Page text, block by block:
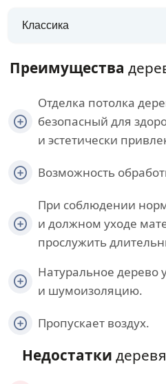
Классика
Преимущества
Отделка потолка
безопасный для
и эстетически
Возможность
При соблюдении
и должном уходе
прослужить
Натуральное дерево
и шумоизоляцию.
Пропускает воздух.
Недостатки